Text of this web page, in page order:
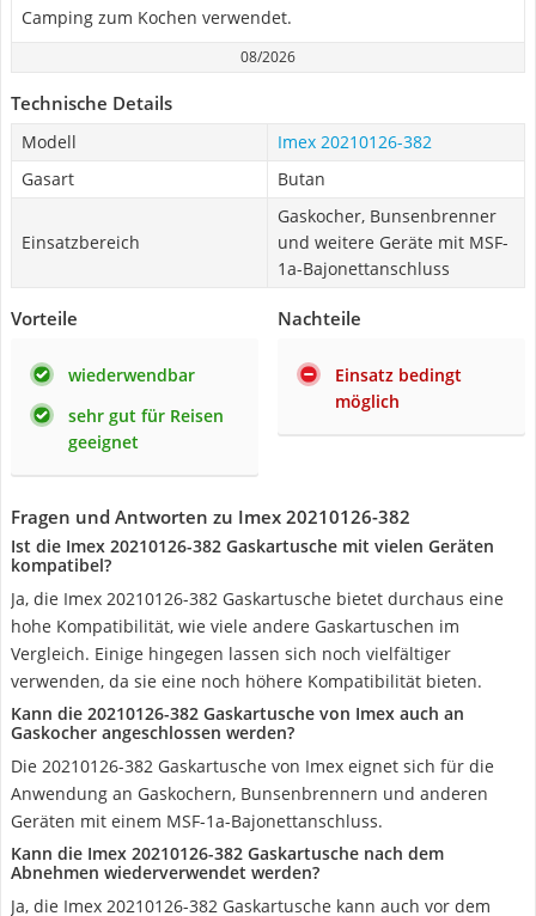
Camping zum Kochen verwendet.
08/2026
Technische Details
Modell
Imex 20210126-382
Gasart
Butan
Einsatzbereich
Gaskocher, Bunsenbrenner
und weitere Geräte mit MSF-
1a-Bajonettanschluss
Vorteile
wiederwendbar
sehr gut für Reisen
geeignet
Nachteile
Einsatz bedingt
möglich
Fragen und Antworten zu Imex 20210126-382
Ist die Imex 20210126-382 Gaskartusche mit vielen Geräten
kompatibel?
Ja, die Imex 20210126-382 Gaskartusche bietet durchaus eine
hohe Kompatibilität, wie viele andere Gaskartuschen im
Vergleich. Einige hingegen lassen sich noch vielfältiger
verwenden, da sie eine noch höhere Kompatibilität bieten.
Kann die 20210126-382 Gaskartusche von Imex auch an
Gaskocher angeschlossen werden?
Die 20210126-382 Gaskartusche von Imex eignet sich für die
Anwendung an Gaskochern, Bunsenbrennern und anderen
Geräten mit einem MSF-1a-Bajonettanschluss.
Kann die Imex 20210126-382 Gaskartusche nach dem
Abnehmen wiederverwendet werden?
Ja, die Imex 20210126-382 Gaskartusche kann auch vor dem